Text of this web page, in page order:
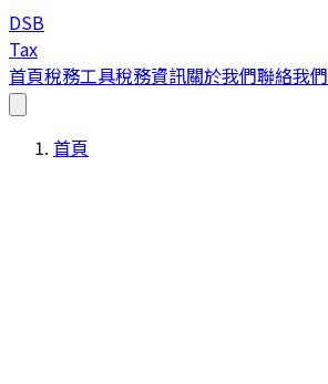
DSB
Tax
首頁稅務工具稅務資訊關於我們聯絡我們
首頁